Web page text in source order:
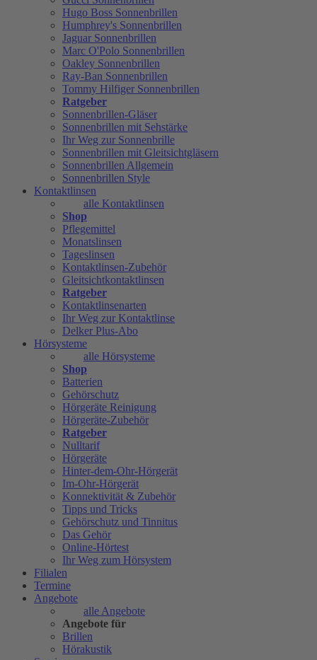
Hugo Boss Sonnenbrillen
Humphrey's Sonnenbrillen
Jaguar Sonnenbrillen
Marc O'Polo Sonnenbrillen
Oakley Sonnenbrillen
Ray-Ban Sonnenbrillen
Tommy Hilfiger Sonnenbrillen
Ratgeber
Sonnenbrillen-Gläser
Sonnenbrillen mit Sehstärke
Ihr Weg zur Sonnenbrille
Sonnenbrillen mit Gleitsichtgläsern
Sonnenbrillen Allgemein
Sonnenbrillen Style
Kontaktlinsen
alle Kontaktlinsen
Shop
Pflegemittel
Monatslinsen
Tageslinsen
Kontaktlinsen-Zubehör
Gleitsichtkontaktlinsen
Ratgeber
Kontaktlinsenarten
Ihr Weg zur Kontaktlinse
Delker Plus-Abo
Hörsysteme
alle Hörsysteme
Shop
Batterien
Gehörschutz
Hörgeräte Reinigung
Hörgeräte-Zubehör
Ratgeber
Nulltarif
Hörgeräte
Hinter-dem-Ohr-Hörgerät
Im-Ohr-Hörgerät
Konnektivität & Zubehör
Tipps und Tricks
Gehörschutz und Tinnitus
Das Gehör
Online-Hörtest
Ihr Weg zum Hörsystem
Filialen
Termine
Angebote
alle Angebote
Angebote für
Brillen
Hörakustik